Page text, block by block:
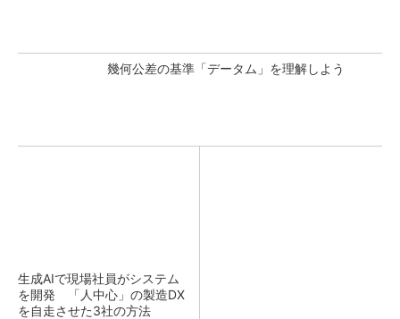
幾何公差の基準「データム」を理解しよう
生成AIで現場社員がシステム
を開発 「人中心」の製造DX
を自走させた3社の方法